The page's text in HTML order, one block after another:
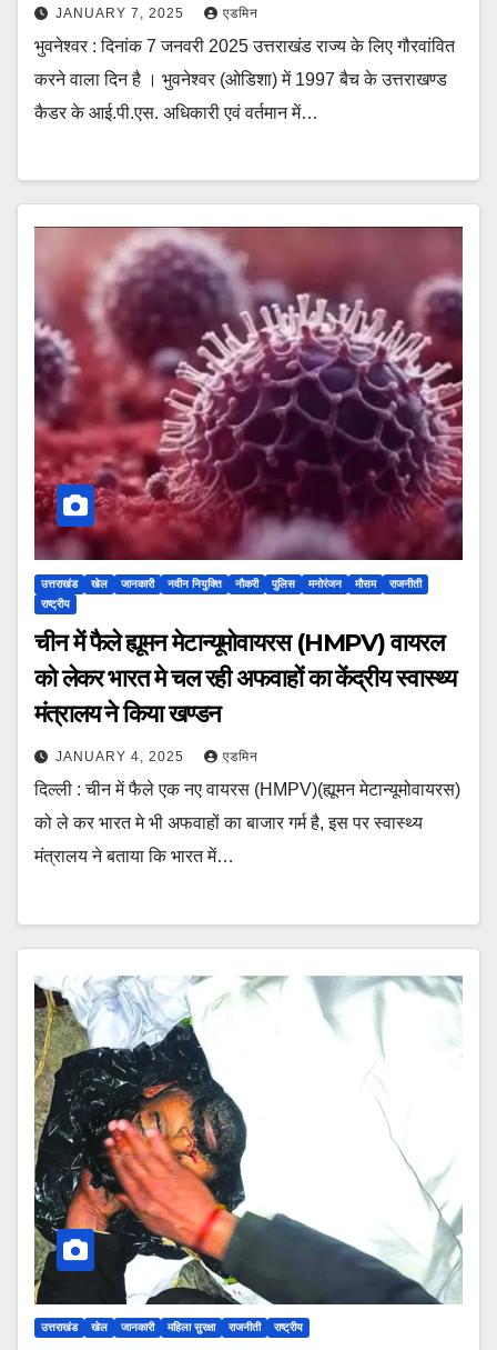
JANUARY 7, 2025 एडमिन
भुवनेश्वर : दिनांक 7 जनवरी 2025 उत्तराखंड राज्य के लिए गौरवांवित
करने वाला दिन है । भुवनेश्वर (ओडिशा) में 1997 बैच के उत्तराखण्ड
कैडर के आई.पी.एस. अधिकारी एवं वर्तमान में…
उत्तराखंड खेल जानकारी नवीन नियुक्ति नौकरी पुलिस मनोरंजन मौसम
राजनीती
राष्ट्रीय
चीन में फैले ह्यूमन मेटान्यूमोवायरस (HMPV) वायरल
को लेकर भारत मे चल रही अफवाहों का केंद्रीय स्वास्थ्य
मंत्रालय ने किया खण्डन
JANUARY 4, 2025 एडमिन
दिल्ली : चीन में फैले एक नए वायरस (HMPV)(ह्यूमन मेटान्यूमोवायरस)
को ले कर भारत मे भी अफवाहों का बाजार गर्म है, इस पर स्वास्थ्य
मंत्रालय ने बताया कि भारत में…
उत्तराखंड खेल जानकारी महिला सुरक्षा राजनीती राष्ट्रीय